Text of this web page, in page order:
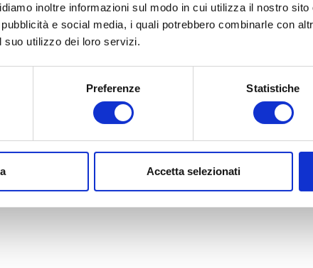
inoltre informazioni sul modo in cui utilizza il nostro
e social media, i quali potrebbero combinarle con
suo utilizzo dei loro servizi.
Preferenze Statistiche
Accetta selezionati